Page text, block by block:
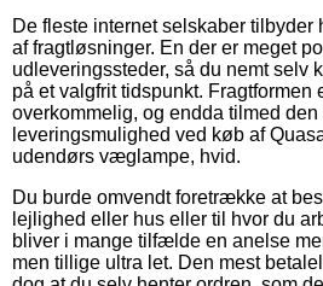
De fleste internet selskaber tilbyder
af fragtløsninger. En der er meget
udleveringssteder, så du nemt selv
på et valgfrit tidspunkt. Fragtformen
overkommelig, og endda tilmed
leveringsmulighed ved køb af
udendørs væglampe, hvid.
Du burde omvendt foretrække at
lejlighed eller hus eller til hvor du
bliver i mange tilfælde en anelse
men tillige ultra let. Den mest